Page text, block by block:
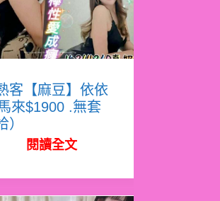
客【麻豆】依依
來$1900 .無套
）
閱讀全文